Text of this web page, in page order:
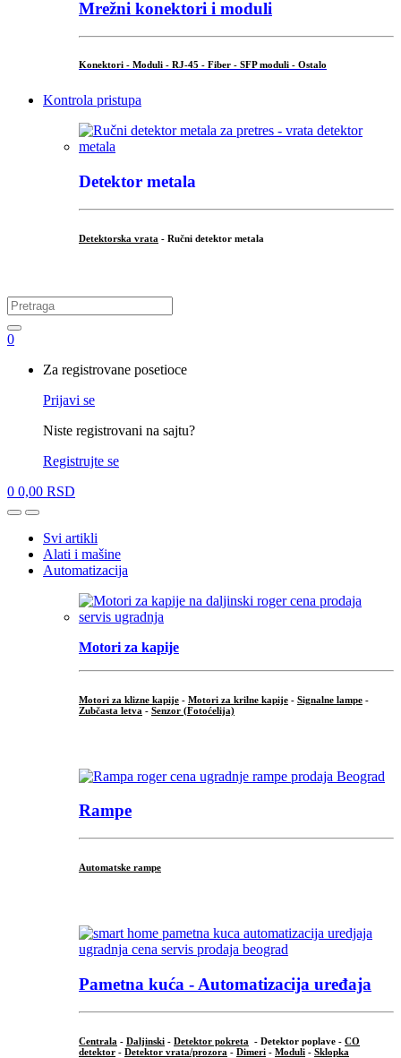
Mrežni konektori i moduli
Konektori - Moduli - RJ-45 - Fiber - SFP moduli - Ostalo
Kontrola pristupa
Detektor metala
Detektorska vrata - Ručni detektor metala
Search
for:
0
Za registrovane posetioce
Prijavi se
Niste registrovani na sajtu?
Registrujte se
0 0,00 RSD
OpenClose
Svi artikli
Alati i mašine
Automatizacija
Motori za kapije
Motori za klizne kapije - Motori za krilne kapije - Signalne lampe -
Zubčasta letva - Senzor (Fotoćelija)
Rampe
Automatske rampe
Pametna kuća - Automatizacija uređaja
Centrala - Daljinski - Detektor pokreta - Detektor poplave - CO
detektor - Detektor vrata/prozora - Dimeri - Moduli - Sklopka